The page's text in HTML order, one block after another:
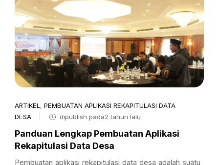
ARTIKEL , PEMBUATAN APLIKASI REKAPITULASI DATA
DESA
dipublish pada2 tahun lalu
Panduan Lengkap Pembuatan Aplikasi
Rekapitulasi Data Desa
Pembuatan aplikasi rekapitulasi data desa adalah suatu